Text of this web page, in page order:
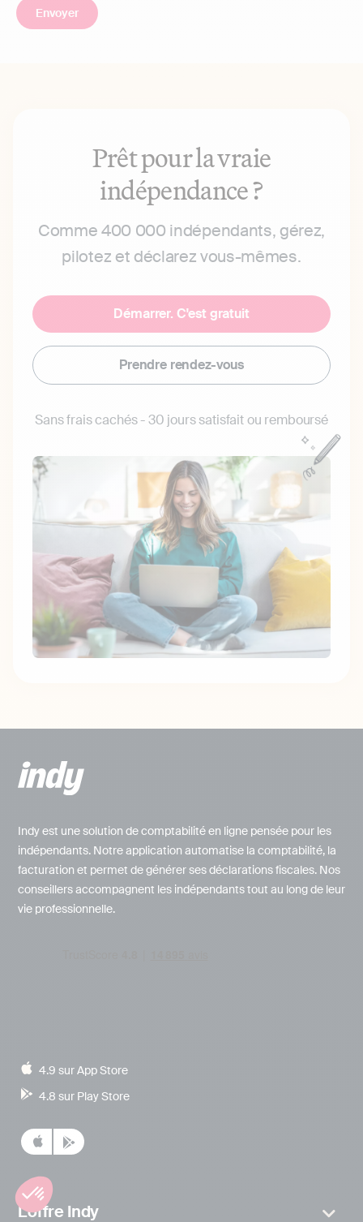
Prêt pour la vraie
indépendance ?
Comme 400 000 indépendants, gérez,
pilotez et déclarez vous-mêmes.
Démarrer. C'est gratuit
Prendre rendez-vous
Sans frais cachés - 30 jours satisfait ou remboursé
Indy est une solution de comptabilité en ligne pensée pour les
indépendants. Notre application automatise la comptabilité, la
facturation et permet de générer ses déclarations fiscales. Nos
conseillers accompagnent les indépendants tout au long de leur
vie professionnelle.
4.9 sur App Store
4.8 sur Play Store
L’offre Indy